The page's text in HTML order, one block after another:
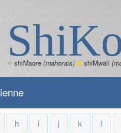
✧ shiMaore(mahorais) ✽shiMwali
h i j k l